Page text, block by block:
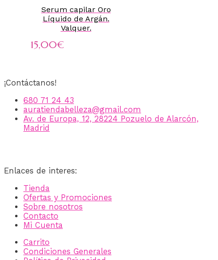
Serum capilar Oro
Líquido de Argán.
Valquer.
15,00€
¡Contáctanos!
680 71 24 43
auratiendabelleza@gmail.com
Av. de Europa, 12, 28224 Pozuelo de Alarcón,
Madrid
Enlaces de interes:
Tienda
Ofertas y Promociones
Sobre nosotros
Contacto
Mi Cuenta
Carrito
Condiciones Generales